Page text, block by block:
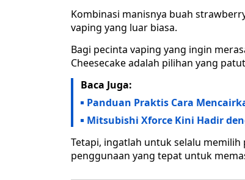
Kombinasi manisnya buah
vaping yang luar biasa.
Bagi pecinta vaping yang ingin
Cheesecake adalah pilihan yang
Baca Juga:
Panduan Praktis Cara
Mitsubishi Xforce Kini Hadir
Tetapi, ingatlah untuk selalu
penggunaan yang tepat untuk